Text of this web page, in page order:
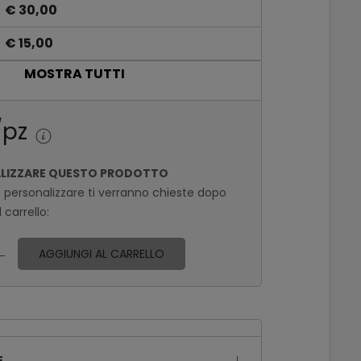
€ 30,00
€ 15,00
€ 10,50
€ 6,00
€ 4,80
€ 4,50
€ 3,90
MOSTRA TUTTI
QUESTO PRODOTTO
ti verranno chieste dopo
carrello:
AGGIUNGI AL CARRELLO